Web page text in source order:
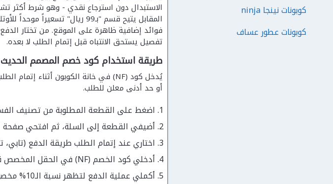
كوبونات نينجا ninja
كوبونات عطور عساف
الاستبدال دون استرجاع نقدي - وهو شرط أكثر
المقابل يتيح قسم "بـ99
تفصيل يستحق الانتباه قبل إتمام الطلب لا بعده.
طريقة استخدام كود خصم المصمم الحديث
أو حد أدنى معلن للطلب.
اضغط على القطعة المطلوبة من تصنيف
أضيفي القطعة إلى السلة، ثم افتحي صفحة
اختاري عند إتمام الطلب طريقة الدفع (تابي،
أدخلي كود الخصم (NF) في الحقل المخصص قبل تأكيد الدفع.
أكملي عملية الدفع لتظهر نسبة الـ10% مخصومة من القيمة النهائية.